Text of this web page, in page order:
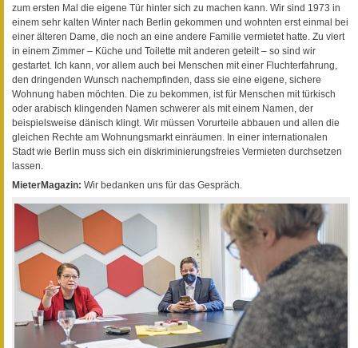
zum ersten Mal die eigene Tür hinter sich zu machen kann. Wir sind 1973 in
einem sehr kalten Winter nach Berlin gekommen und wohnten erst einmal bei
einer älteren Dame, die noch an eine andere Familie vermietet hatte. Zu viert
in einem Zimmer – Küche und Toilette mit anderen geteilt – so sind wir
gestartet. Ich kann, vor allem auch bei Menschen mit einer Fluchterfahrung,
den dringenden Wunsch nachempfinden, dass sie eine eigene, sichere
Wohnung haben möchten. Die zu bekommen, ist für Menschen mit türkisch
oder arabisch klingenden Namen schwerer als mit einem Namen, der
beispielsweise dänisch klingt. Wir müssen Vorurteile abbauen und allen die
gleichen Rechte am Wohnungsmarkt einräumen. In einer internationalen
Stadt wie Berlin muss sich ein diskriminierungsfreies Vermieten durchsetzen
lassen.
MieterMagazin: Wir bedanken uns für das Gespräch.